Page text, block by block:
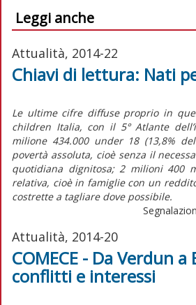
Leggi anche
Attualità, 2014-22
Chiavi di lettura: Nati
Le ultime cifre diffuse proprio in
children Italia, con il 5° Atlante
milione 434.000 under 18 (13,8%
povertà assoluta, cioè senza il
quotidiana dignitosa; 2 milioni 400
relativa, cioè in famiglie con un
costrette a tagliare dove possibile.
Attualità, 2014-20
COMECE - Da Verdun
conflitti e interessi